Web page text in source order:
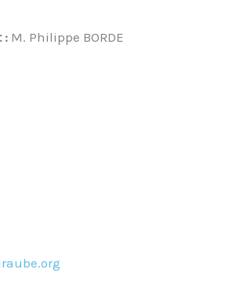
: M. Philippe BORDE